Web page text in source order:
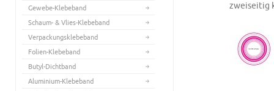
zweiseitig
Gewebe-Klebeband
Schaum- & Vlies-Klebeband
Verpackungsklebeband
Folien-Klebeband
Butyl-Dichtband
Aluminium-Klebeband